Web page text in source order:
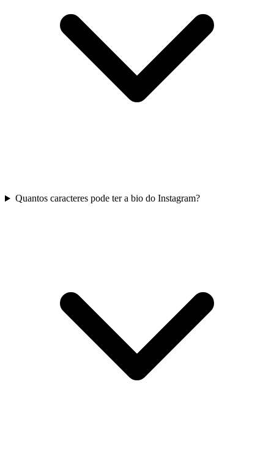
Quantos caracteres pode ter a bio do Instagram?